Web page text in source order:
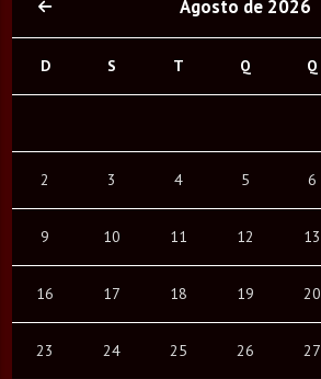
Agosto de 2026
D S T Q Q
2 3 4 5 6
9 10 11 12 13
16 17 18 19 20
23 24 25 26 27